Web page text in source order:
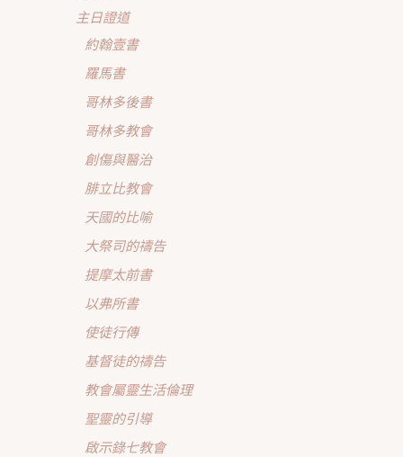
主日證道
約翰壹書
羅馬書
哥林多後書
哥林多教會
創傷與醫治
腓立比教會
天國的比喻
大祭司的禱告
提摩太前書
以弗所書
使徒行傳
基督徒的禱告
教會屬靈生活倫理
聖靈的引導
啟示錄七教會